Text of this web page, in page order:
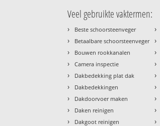
Veel gebruikte vaktermen:
› Beste schoorsteenveger
› Betaalbare schoorsteenveger
› Bouwen rookkanalen
› Camera inspectie
› Dakbedekking plat dak
› Dakbedekkingen
› Dakdoorvoer maken
› Daken reinigen
› Dakgoot reinigen
›
›
›
›
›
›
›
›
›